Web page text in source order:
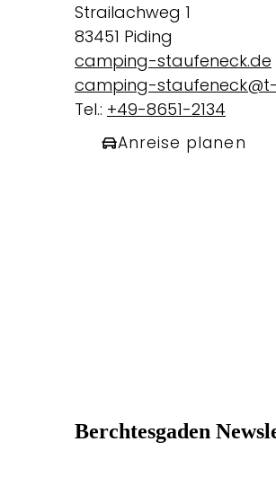
Strailachweg 1
83451 Piding
camping-staufeneck.de
camping-
Tel.: +49-8651-2134
Anreise planen
Berchtesgaden